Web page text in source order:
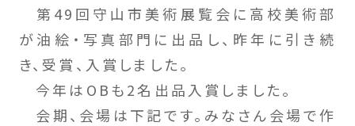
第49回守山市美術展覧会に高校美術部
が油絵・写真部門に出品し、昨年に引き続
き、受賞、入賞しました。
今年はOBも2名出品入賞しました。
会期、会場は下記です。みなさん会場で作